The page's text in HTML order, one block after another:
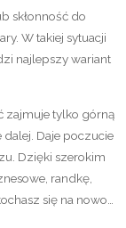
skłonność do
W takiej sytuacji
najlepszy wariant
zajmuje tylko górną
dalej. Daje poczucie
Dzięki szerokim
randkę,
się na nowo…